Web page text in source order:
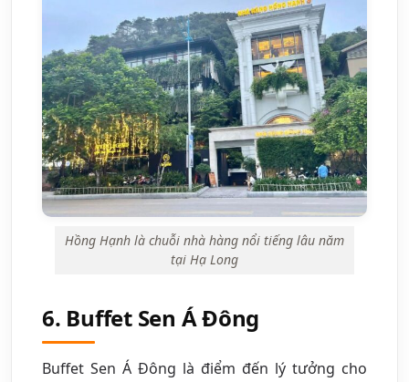
Hồng Hạnh là chuỗi nhà hàng nổi tiếng lâu năm
tại Hạ Long
6. Buffet Sen Á Đông
Buffet Sen Á Đông là điểm đến lý tưởng cho